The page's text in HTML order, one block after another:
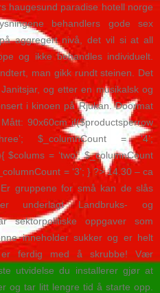
haugesund paradise hotell norge
behandlers gode sex
aggregert nivå, det vil si at all
og ikke behandles individuelt.
man gikk rundt steinen. Det
og etter en musikalsk og
i kinoen på Rjukan. Doormat
90x60cm if($productsperrow
$_columnCount = ‘4’;
$colums = ‘two’; $_columnCount
= ‘3’; } ?> 14.30 – ca
gruppene for små kan de slås
underlagt Landbruks- og
sektorpolitiske oppgaver som
inneholder sukker og er helt
ferdig med å skrubbe! Vær
utvidelse du installerer gjør at
og tar litt lengre tid å starte opp.